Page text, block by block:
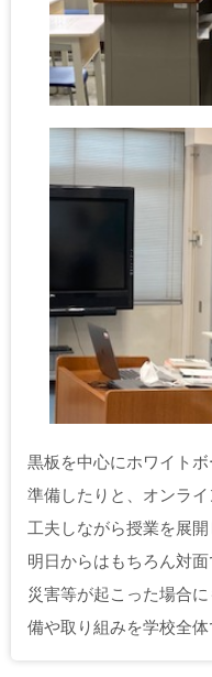
黒板を中心にホワイト
準備したりと、オンラ
工夫しながら授業を展開
明日からはもちろん対
災害等が起こった場合
備や取り組みを学校全体